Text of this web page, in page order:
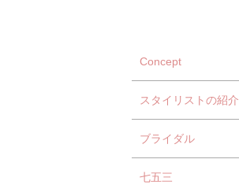
Concept
スタイリストの紹介
ブライダル
七五三